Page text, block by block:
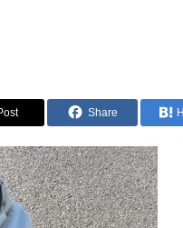
Share